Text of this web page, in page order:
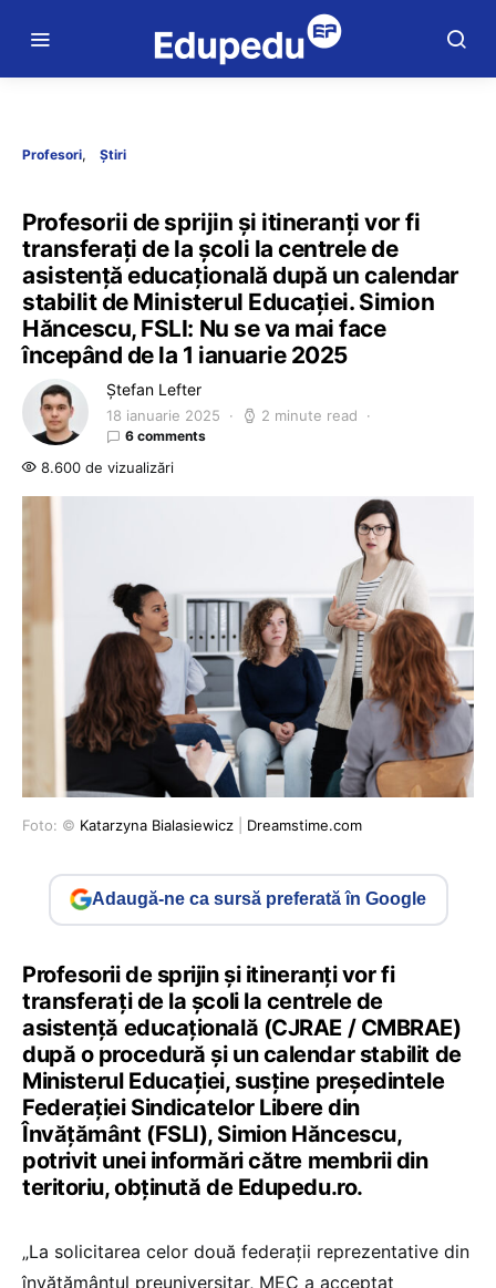
Profesori Știri
Profesorii de sprijin și itineranți vor fi
transferați de la școli la centrele de
asistență educațională după un calendar
stabilit de Ministerul Educației. Simion
Hăncescu, FSLI: Nu se va mai face
începând de la 1 ianuarie 2025
Ștefan Lefter
18 ianuarie 2025 2 minute read
6 comments
8.600 de vizualizări
Foto: © Katarzyna Bialasiewicz Dreamstime.com
Adaugă-ne ca sursă preferată în Google
Profesorii de sprijin și itineranți vor fi
transferați de la școli la centrele de
asistență educațională (CJRAE / CMBRAE)
după o procedură și un calendar stabilit de
Ministerul Educației, susține președintele
Federației Sindicatelor Libere din
Învățământ (FSLI), Simion Hăncescu,
potrivit unei informări către membrii din
teritoriu, obținută de Edupedu.ro.
„La solicitarea celor două federații reprezentative din
învățământul preuniversitar, MEC a acceptat